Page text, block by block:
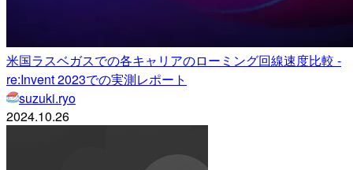
米国ラスベガスでの各キャリアのローミング回線速度比較 -
re:Invent 2023での実測レポート
suzuki.ryo
2024.10.26